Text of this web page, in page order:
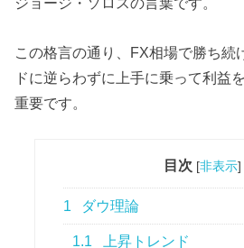
この格言の通り、FX相場で勝ち続
ドに逆らわずに上手に乗って利益
重要です。
目次 [非表示]
1 ダウ理論
1.1 上昇トレンド